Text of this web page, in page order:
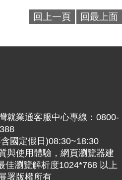
回上一頁 回最上面
業通客服中心專線：0800-
國定假日)08:30~18:30
與使用體驗，網頁瀏覽器建
佳瀏覽解析度1024*768 以上
署版權所有